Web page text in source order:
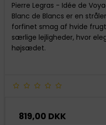
Pierre Legras - Idée de
Blanc de Blancs er en
forfinet smag af hvide
særlige lejligheder, hvor
højsædet.
819,00 DKK